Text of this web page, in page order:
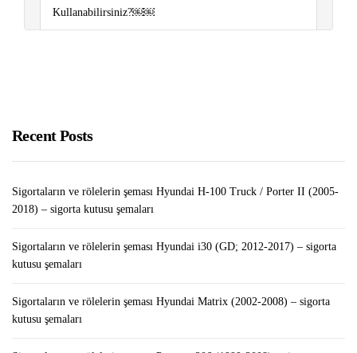
Kullanabilirsiniz?￼￼
Recent Posts
Sigortaların ve rölelerin şeması Hyundai H-100 Truck / Porter II (2005-
2018) – sigorta kutusu şemaları
Sigortaların ve rölelerin şeması Hyundai i30 (GD; 2012-2017) – sigorta
kutusu şemaları
Sigortaların ve rölelerin şeması Hyundai Matrix (2002-2008) – sigorta
kutusu şemaları